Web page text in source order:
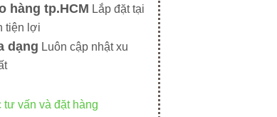
hàng tp.HCM Lắp đặt tại
tiện lợi
dạng Luôn cập nhật xu
vấn và đặt hàng